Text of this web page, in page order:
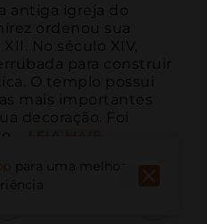
antiga igreja do
ordenou sua
No século XIV,
para construir
O templo possui
mais importantes
decoração. Foi
para uma melhor